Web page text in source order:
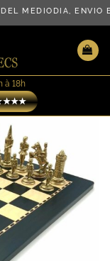
MEDIODÍA,
à 18h